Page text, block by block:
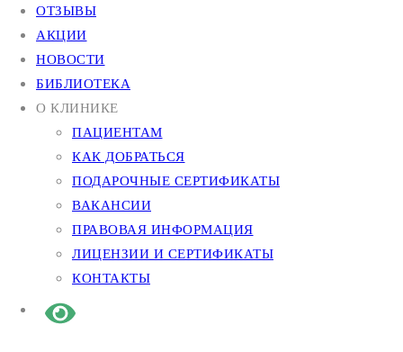
ОТЗЫВЫ
АКЦИИ
НОВОСТИ
БИБЛИОТЕКА
О КЛИНИКЕ
ПАЦИЕНТАМ
КАК ДОБРАТЬСЯ
ПОДАРОЧНЫЕ СЕРТИФИКАТЫ
ВАКАНСИИ
ПРАВОВАЯ ИНФОРМАЦИЯ
ЛИЦЕНЗИИ И СЕРТИФИКАТЫ
КОНТАКТЫ